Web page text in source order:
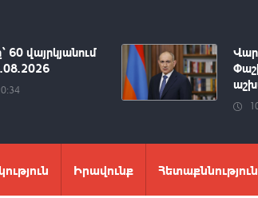
60 վայրկյանում
Իրավունք Հետաքննություն